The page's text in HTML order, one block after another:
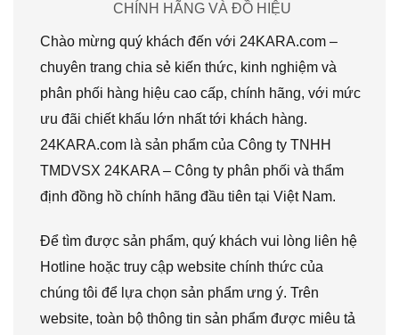
CHÍNH HÃNG VÀ ĐỒ HIỆU
Chào mừng quý khách đến với 24KARA.com –
chuyên trang chia sẻ kiến thức, kinh nghiệm và
phân phối hàng hiệu cao cấp, chính hãng, với mức
ưu đãi chiết khấu lớn nhất tới khách hàng.
24KARA.com là sản phẩm của Công ty TNHH
TMDVSX 24KARA – Công ty phân phối và thẩm
định đồng hồ chính hãng đầu tiên tại Việt Nam.
Để tìm được sản phẩm, quý khách vui lòng liên hệ
Hotline hoặc truy cập website chính thức của
chúng tôi để lựa chọn sản phẩm ưng ý. Trên
website, toàn bộ thông tin sản phẩm được miêu tả